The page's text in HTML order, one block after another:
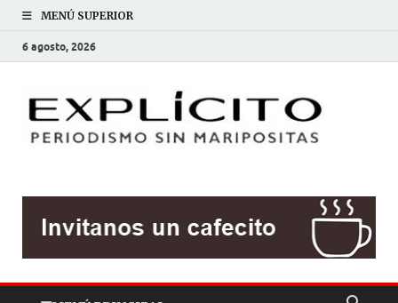
MENÚ SUPERIOR
6 agosto, 2026